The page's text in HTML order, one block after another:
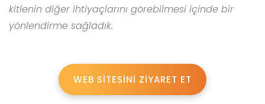
kitlenin diğer ihtiyaçlarını görebilmesi içinde bir
yönlendirme sağladık.
WEB SİTESİNİ ZİYARET ET